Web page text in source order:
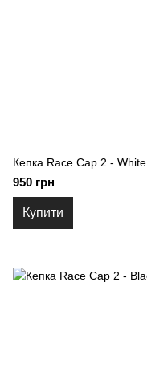
Кепка Race Cap 2 - White
950 грн
Купити